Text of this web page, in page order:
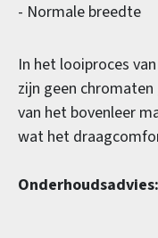
- Normale breedte
In het looiproces
zijn geen
van het bovenleer
wat het
Onderhoudsadvies: